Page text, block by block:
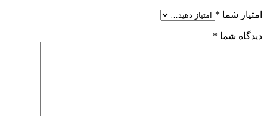
امتیاز شما *
دیدگاه شما *